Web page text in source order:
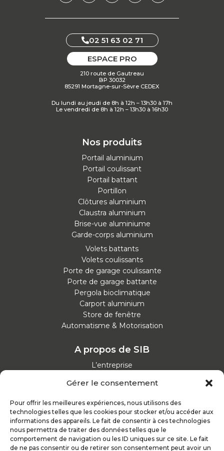
Gérer le consentement
Pour offrir les meilleures expériences, nous utilisons des
technologies telles que les cookies pour stocker et/ou accéder aux
informations des appareils. Le fait de consentir à ces technologies
nous permettra de traiter des données telles que le
comportement de navigation ou les ID uniques sur ce site. Le fait
de ne pas consentir ou de retirer son consentement peut avoir un
02 51 63 02 71
ESPACE PRO
210 route de Gautreau
BP 30032
85291 Mortagne-sur-Sèvre CEDEX
Du lundi au jeudi de 8h à 12h – 13h30 à 17h
Le vendredi de 8h à 12h – 13h30 à 16h30
Nos produits
Portail aluminium
Portail coulissant
Portail battant
Portillon
Clôtures aluminium
Claustra aluminium
Brise-vue aluminiume
Garde-corps aluminium
Volets battants
Volets coulissants
Porte de garage coulissante
Porte de garage battante
Pergola bioclimatique
Carport aluminium
Store de fenêtre
Automatisme & Motorisation
A propos de SIB
L’entreprise
Parcours d'achat
Nos garanties
Nos offres d’emploi
Actualités
Inspirez-vous